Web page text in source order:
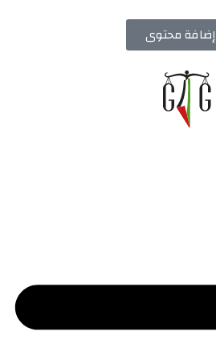
إضافة محتوى